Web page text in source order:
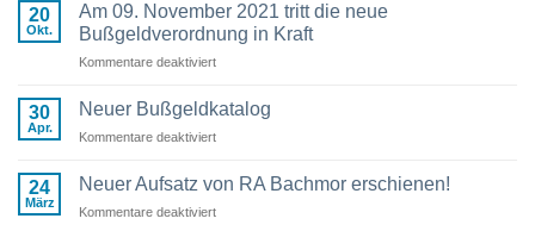
20
Okt.
Am 09. November 2021 tritt die neue
Bußgeldverordnung in Kraft
Kommentare deaktiviert
09.
November
die
30
Apr.
Neuer Bußgeldkatalog
Kommentare deaktiviert
Bußgeldkatalog
24
März
Neuer Aufsatz von RA Bachmor erschienen!
Kommentare deaktiviert